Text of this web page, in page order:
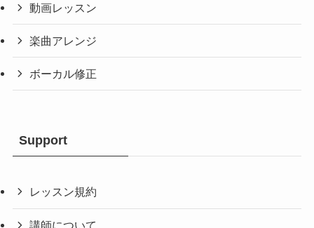
動画レッスン
楽曲アレンジ
ボーカル修正
Support
レッスン規約
講師について